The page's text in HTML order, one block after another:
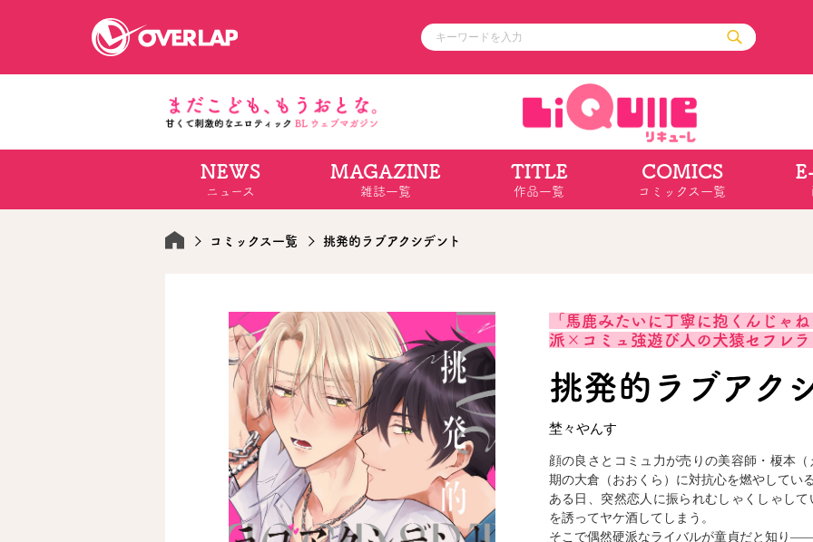
コミッククリエ
ラブパルフェ
ライトノベル
ノベルス
ロサージュノベルス
その他
コミックエッセイ
ポケットモンスター
通販・
OVERLAP
オーバーラップ広
コミッククリエ リキューレ
NEWS
ニュース
MAGAZINE
雑誌一覧
TITLE
作品一覧
COMICS
コミックス一覧
コミックス一覧 挑発的ラブアクシデント
「馬鹿みたいに丁寧に抱くんじ
派×コミュ強遊び人の犬猿セフレラ
挑発的ラブアク
埜々やんす
顔の良さとコミュ力が売りの美容師・榎本
期の大倉（おおくら）に対抗心を燃やしてい
ある日、突然恋人に振られむしゃくしゃし
を誘ってヤケ酒してしまう。
そこで偶然硬派なライバルが童貞だと知り